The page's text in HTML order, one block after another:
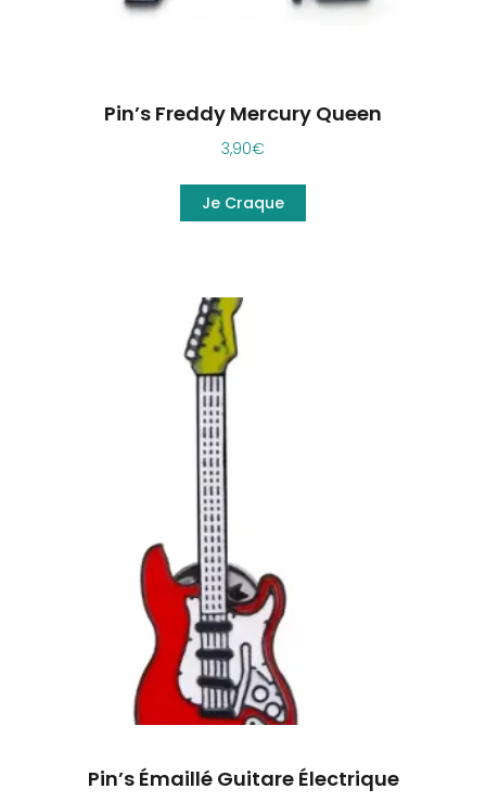
Pin’s Freddy Mercury Queen
3,90€
Je Craque
Pin’s Émaillé Guitare Électrique